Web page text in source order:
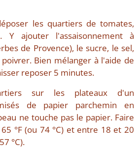
les quartiers de tomates,
Y ajouter l'assaisonnement à
de Provence), le sucre, le sel,
Bien mélanger à l'aide de
reposer 5 minutes.
sur les plateaux d'un
de papier parchemin en
ne touche pas le papier. Faire
°F (ou 74 °C) et entre 18 et 20
°C).